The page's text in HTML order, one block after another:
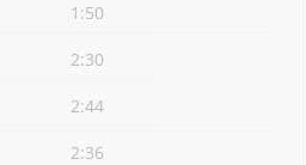
1:50
2:30
2:44
2:36